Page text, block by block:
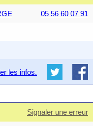
05 56 60 07 91
les infos.
Signaler une erreur